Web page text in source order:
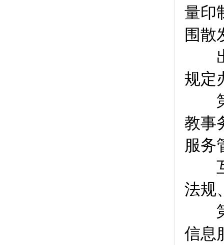
量印
围散
出
规定
第
教事
服务
互
法规
第
信息